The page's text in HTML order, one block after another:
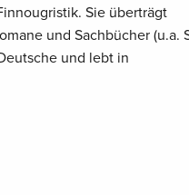
Sie überträgt
und Sachbücher (u.a.
und lebt in